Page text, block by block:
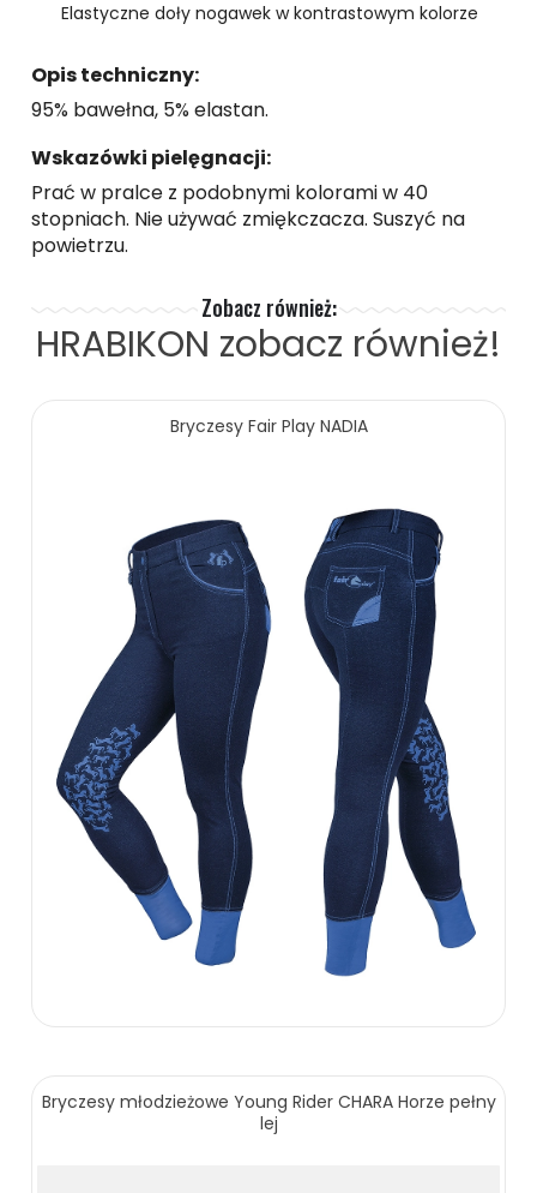
Elastyczne doły nogawek w kontrastowym kolorze
Opis techniczny:
95% bawełna, 5% elastan.
Wskazówki pielęgnacji:
Prać w pralce z podobnymi kolorami w 40
stopniach. Nie używać zmiękczacza. Suszyć na
powietrzu.
Zobacz również:
HRABIKON zobacz również!
Bryczesy Fair Play NADIA
169.00 zł
Bryczesy młodzieżowe Young Rider CHARA Horze pełny
lej